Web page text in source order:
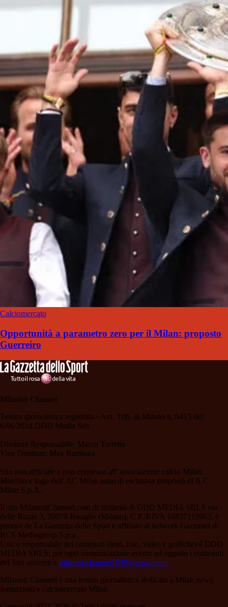
Calciomercato
Opportunità a parametro zero per il Milan: proposto
Guerreiro
Milanisti Channel
Testata giornalistica registrata - Aut. Trib. di Milano n. 6415 del
6/06/2024 DDD Media Srls
Direttore Responsabile: Marco Torretta
Vice Direttore: Max Bambara.
Sito non ufficiale e non connesso all' associazione calcio Milan.
Marchio e logo dell' AC Milan sono di esclusiva proprietà di A.C.
Milan S.p.A.
Il sito MilanistiChannel.com di titolarità di DDD MEDIA SRLS via
delle Risaie 3, 20079 Basiglio (Milano), C.F./P.IVA 10837110963, è
partner de La Gazzetta dello Sport e affiliato al network Gazzanet di
RCS Mediagroup S.p.a..
Unico responsabile dei contenuti (testi, foto, video e grafiche) è DDD
MEDIA SRLS; per ogni comunicazione avente ad oggetto i contenuti
del Sito scrivere a milanistichannel1899@gmail.com
Milanisti Channel è una testata giornalistica dedicata a Milan news,
formazioni e calciomercato Milan